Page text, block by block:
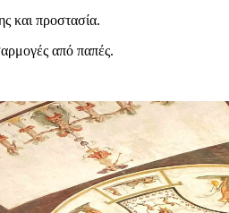
και προστασία.
από παπές.